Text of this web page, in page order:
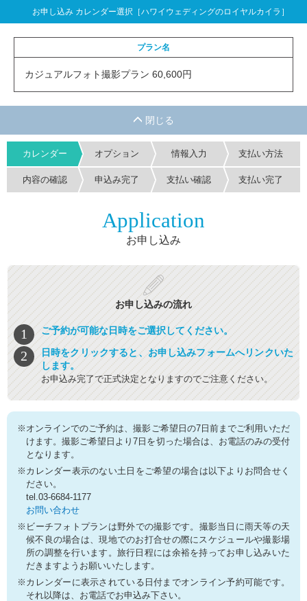
お申し込み カレンダー選択［ハワイウェディングのロイヤルカイラ］
プラン名
カジュアルフォト撮影プラン 60,600円
カレンダー オプション 情報入力 支払い方法
内容の確認 申込み完了 支払い確認 支払い完了
Application
お申し込み
お申し込みの流れ
ご予約が可能な日時をご選択してください。
日時をクリックすると、お申し込みフォームへリンクいた
します。
お申込み完了で正式決定となりますのでご注意ください。
※オンラインでのご予約は、撮影ご希望日の7日前までご利用いただ
けます。撮影ご希望日より7日を切った場合は、お電話のみの受付
となります。
※カレンダー表示のない土日をご希望の場合は以下よりお問合せく
ださい。
tel.03-6684-1177
お問い合わせ
※ビーチフォトプランは野外での撮影です。撮影当日に雨天等の天
候不良の場合は、現地でのお打合せの際にスケジュールや撮影場
所の調整を行います。旅行日程には余裕を持ってお申し込みいた
だきますようお願いいたします。
※カレンダーに表示されている日付までオンライン予約可能です。
それ以降は、お電話でお申込み下さい。